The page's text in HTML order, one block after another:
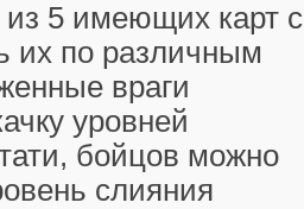
из 5 имеющих карт с
их по различным
враги
уровней
бойцов можно
слияния